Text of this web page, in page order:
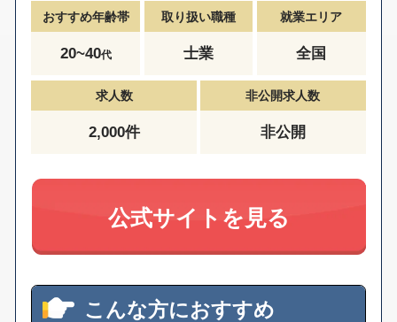
おすすめ年齢帯
20~40代
取り扱い職種
士業
就業エリア
全国
求人数
2,000件
非公開求人数
非公開
公式サイトを見る
こんな方におすすめ